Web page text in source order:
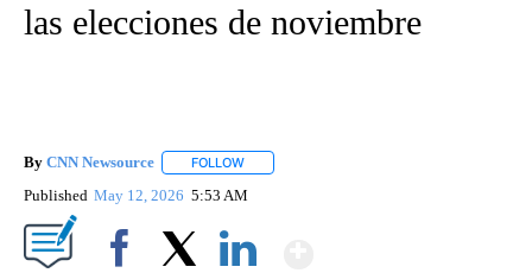
las elecciones de noviembre
By CNN Newsource FOLLOW
Published May 12, 2026 5:53 AM